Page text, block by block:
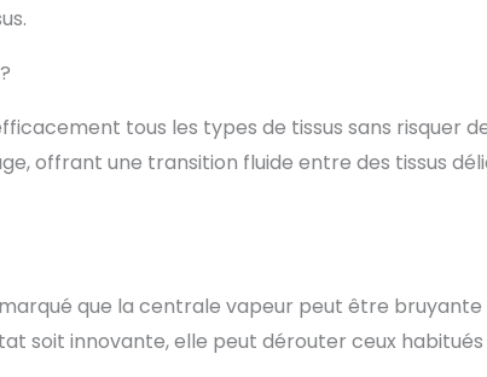
tous les types de tissus sans risquer
offrant une transition fluide entre des tissus
que la centrale vapeur peut être bruyante
soit innovante, elle peut dérouter ceux habitués